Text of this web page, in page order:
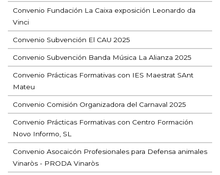
Convenio Fundación La Caixa exposición Leonardo da
Vinci
Convenio Subvención El CAU 2025
Convenio Subvención Banda Música La Alianza 2025
Convenio Prácticas Formativas con IES Maestrat SAnt
Mateu
Convenio Comisión Organizadora del Carnaval 2025
Convenio Prácticas Formativas con Centro Formación
Novo Informo, SL
Convenio Asocaicón Profesionales para Defensa animales
Vinaròs - PRODA Vinaròs